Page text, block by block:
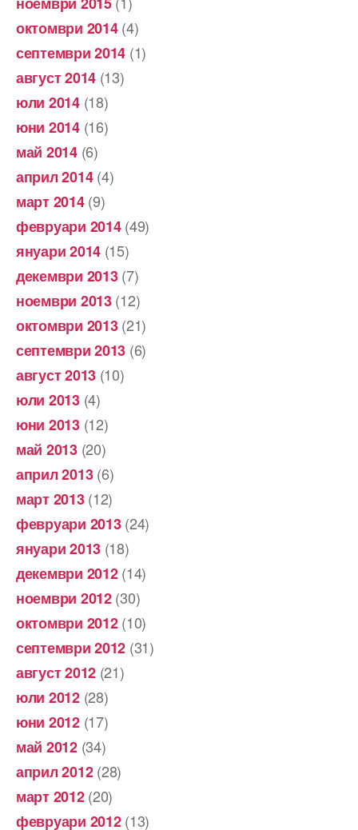
октомври 2014(4)
септември 2014 (1)
август 2014 (13)
юли 2014(18)
юни 2014(16)
май 2014(6)
април 2014(4)
март 2014(9)
февруари 2014(49)
януари 2014 (15)
декември 2013(7)
ноември 2013(12)
октомври 2013(21)
септември 2013 (6)
август 2013 (10)
юли 2013(4)
юни 2013(12)
май 2013(20)
април 2013(6)
март 2013(12)
февруари 2013(24)
януари 2013 (18)
декември 2012(14)
ноември 2012(30)
октомври 2012(10)
септември 2012 (31)
август 2012 (21)
юли 2012(28)
юни 2012(17)
май 2012(34)
април 2012(28)
март 2012(20)
февруари 2012(13)